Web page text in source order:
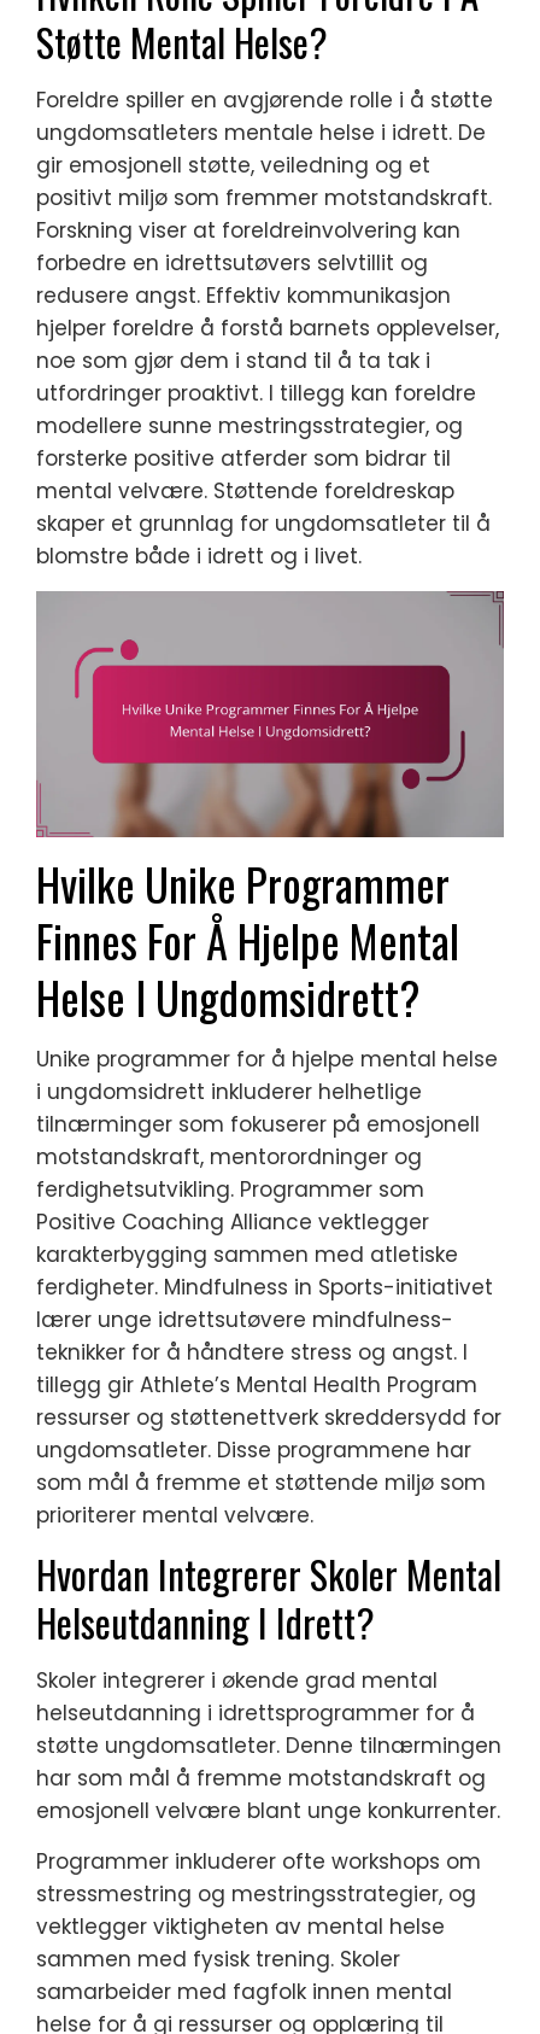
Støtte Mental Helse?
Foreldre spiller en avgjørende rolle i å støtte
ungdomsatleters mentale helse i idrett. De
gir emosjonell støtte, veiledning og et
positivt miljø som fremmer motstandskraft.
Forskning viser at foreldreinvolvering kan
forbedre en idrettsutøvers selvtillit og
redusere angst. Effektiv kommunikasjon
hjelper foreldre å forstå barnets opplevelser,
noe som gjør dem i stand til å ta tak i
utfordringer proaktivt. I tillegg kan foreldre
modellere sunne mestringsstrategier, og
forsterke positive atferder som bidrar til
mental velvære. Støttende foreldreskap
skaper et grunnlag for ungdomsatleter til å
blomstre både i idrett og i livet.
Hvilke Unike Programmer
Finnes For Å Hjelpe Mental
Helse I Ungdomsidrett?
Unike programmer for å hjelpe mental helse
i ungdomsidrett inkluderer helhetlige
tilnærminger som fokuserer på emosjonell
motstandskraft, mentorordninger og
ferdighetsutvikling. Programmer som
Positive Coaching Alliance vektlegger
karakterbygging sammen med atletiske
ferdigheter. Mindfulness in Sports-initiativet
lærer unge idrettsutøvere mindfulness-
teknikker for å håndtere stress og angst. I
tillegg gir Athlete’s Mental Health Program
ressurser og støttenettverk skreddersydd for
ungdomsatleter. Disse programmene har
som mål å fremme et støttende miljø som
prioriterer mental velvære.
Hvordan Integrerer Skoler Mental
Helseutdanning I Idrett?
Skoler integrerer i økende grad mental
helseutdanning i idrettsprogrammer for å
støtte ungdomsatleter. Denne tilnærmingen
har som mål å fremme motstandskraft og
emosjonell velvære blant unge konkurrenter.
Programmer inkluderer ofte workshops om
stressmestring og mestringsstrategier, og
vektlegger viktigheten av mental helse
sammen med fysisk trening. Skoler
samarbeider med fagfolk innen mental
helse for å gi ressurser og opplæring til